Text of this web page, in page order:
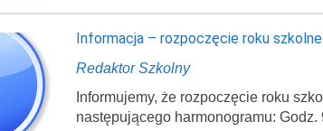
Informacja – rozpoczęcie roku
Redaktor Szkolny
Informujemy, że rozpoczęcie roku
następującego harmonogramu: Godz.